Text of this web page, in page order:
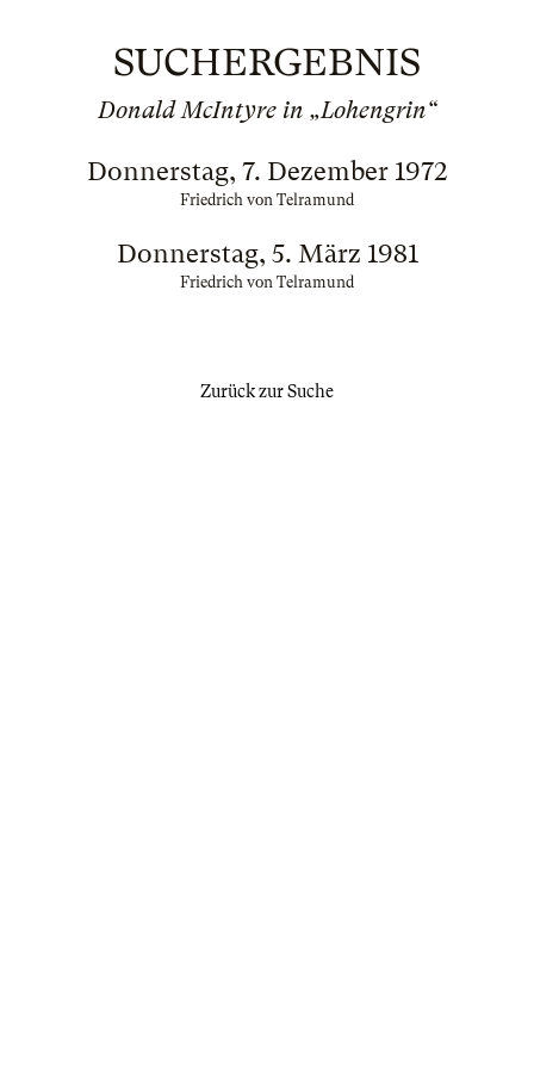
SUCHERGEBNIS
Donald McIntyre in „Lohengrin“
Donnerstag, 7. Dezember 1972
Friedrich von Telramund
Donnerstag, 5. März 1981
Friedrich von Telramund
Zurück zur Suche